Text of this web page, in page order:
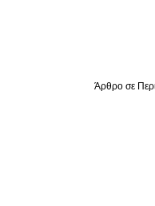
Άρθρο σε